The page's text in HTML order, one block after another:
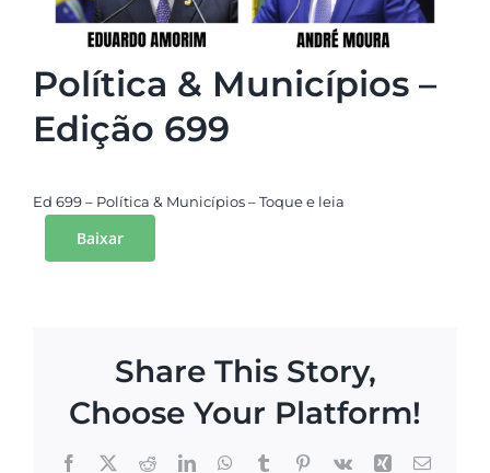
Política & Municípios –
Edição 699
Ed 699 – Política & Municípios – Toque e leia
Baixar
Share This Story,
Choose Your Platform!
Facebook
X RedditLinkedInWhatsApp
TumblrPinterest
Vk Xing Email